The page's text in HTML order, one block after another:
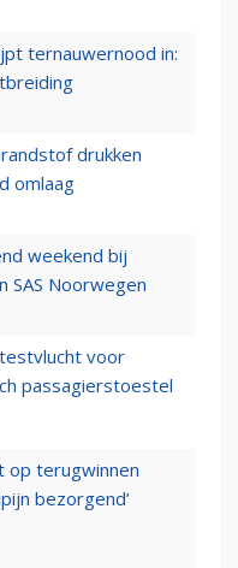
ternauwernood in:
drukken
omlaag
weekend bij
SAS Noorwegen
voor
passagierstoestel
op terugwinnen
bezorgend’